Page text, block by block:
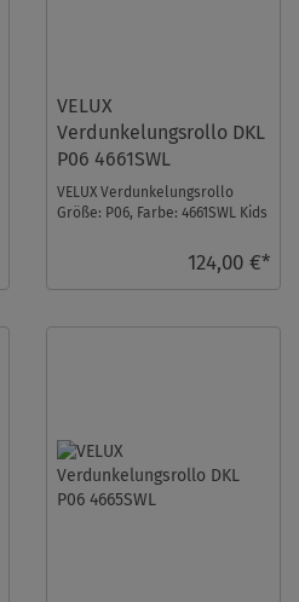
VELUX
Verdunkelungsrollo DKL
P06 4661SWL
VELUX Verdunkelungsrollo
Größe: P06, Farbe: 4661SWL Kids
124,00 €*